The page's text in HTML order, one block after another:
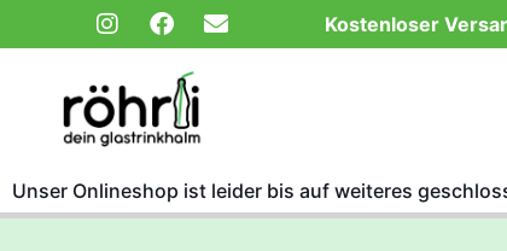
Kostenloser
Unser Onlineshop ist leider bis auf weiteres